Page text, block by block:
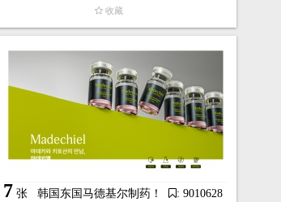
收藏
7 张 韩国东国马德基尔制药！ : 9010628